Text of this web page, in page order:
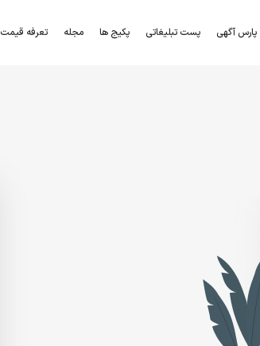
پارس آگهی پست تبلیغاتی پکیج ها مجله تعرفه قیمت